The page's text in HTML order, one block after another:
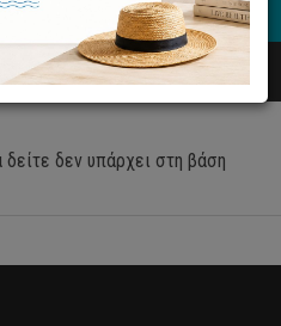
δεν υπάρχει στη βάση